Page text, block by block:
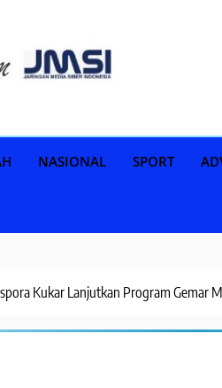
NASIONAL SPORT
Kukar Lanjutkan Program Gemar